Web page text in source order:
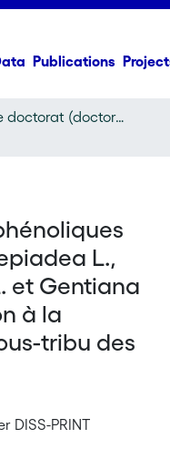
Publications
Thèse de doctorat (doctoral thesis)
L.,
et Gentiana
à la
tribu des
DISS-PRINT